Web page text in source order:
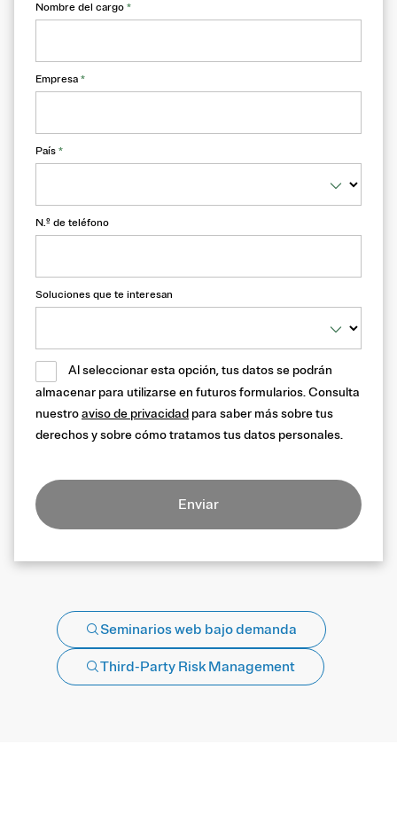
Nombre del cargo *
Empresa *
País *
N.º de teléfono
Soluciones que te interesan
Al seleccionar esta opción, tus datos se podrán
almacenar para utilizarse en futuros formularios. Consulta
nuestroaviso de privacidad para saber más sobre tus
derechos y sobre cómo tratamos tus datos personales.
Enviar
Seminarios web bajo demanda
Third-Party Risk Management